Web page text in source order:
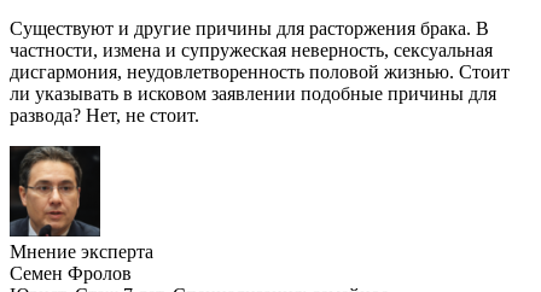
Существуют и другие причины для расторжения брака. В
частности, измена и супружеская неверность, сексуальная
дисгармония, неудовлетворенность половой жизнью. Стоит
ли указывать в исковом заявлении подобные причины для
развода? Нет, не стоит.
Мнение эксперта
Семен Фролов